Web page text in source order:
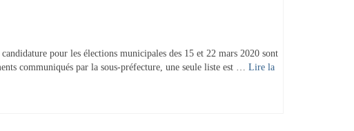
pour les élections municipales des 15 et 22 mars 2020 sont
communiqués par la sous-préfecture, une seule liste est …Lire la